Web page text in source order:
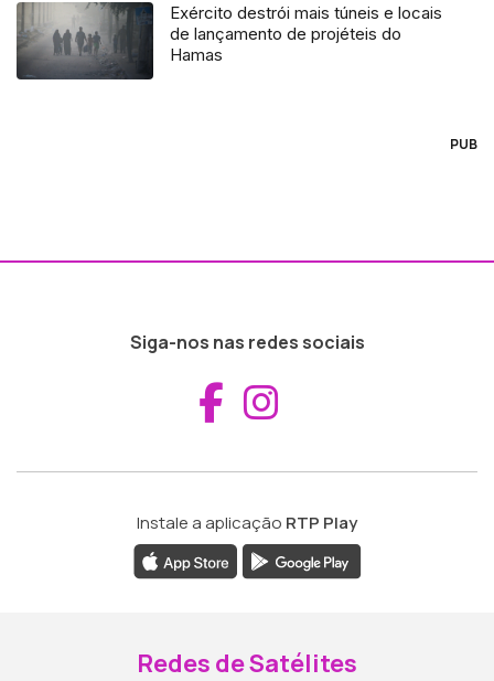
Exército destrói mais túneis e locais
de lançamento de projéteis do
Hamas
PUB
Siga-nos nas redes sociais
Aceder ao
Instale a aplicação RTP Play
Redes de Satélites